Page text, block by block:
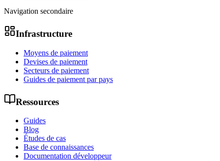
Navigation secondaire
Infrastructure
Moyens de paiement
Devises de paiement
Secteurs de paiement
Guides de paiement par pays
Ressources
Guides
Blog
Études de cas
Base de connaissances
Documentation développeur